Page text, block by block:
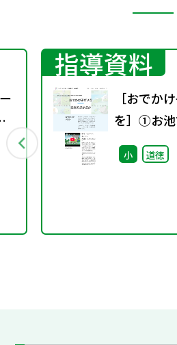
指導資料
［おでか
を］①お池
材+指導案
小 道徳